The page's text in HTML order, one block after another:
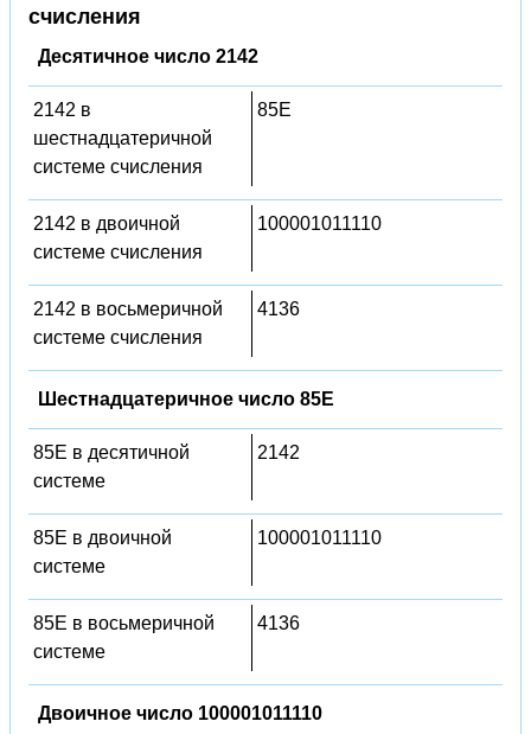
счисления
Десятичное число 2142
2142 в
шестнадцатеричной
системе счисления
85E
2142 в двоичной
системе счисления
100001011110
2142 в восьмеричной
системе счисления
4136
Шестнадцатеричное число 85E
85E в десятичной
системе
2142
85E в двоичной
системе
100001011110
85E в восьмеричной
системе
4136
Двоичное число 100001011110